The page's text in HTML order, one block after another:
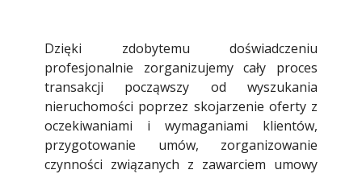
Dzięki zdobytemu doświadczeniu
profesjonalnie zorganizujemy cały proces
transakcji począwszy od wyszukania
nieruchomości poprzez skojarzenie oferty z
oczekiwaniami i wymaganiami klientów,
przygotowanie umów, zorganizowanie
czynności związanych z zawarciem umowy